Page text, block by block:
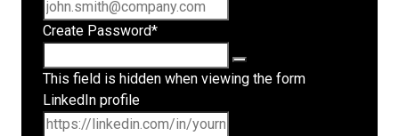
Create Password*
This field is hidden when viewing the form
LinkedIn profile